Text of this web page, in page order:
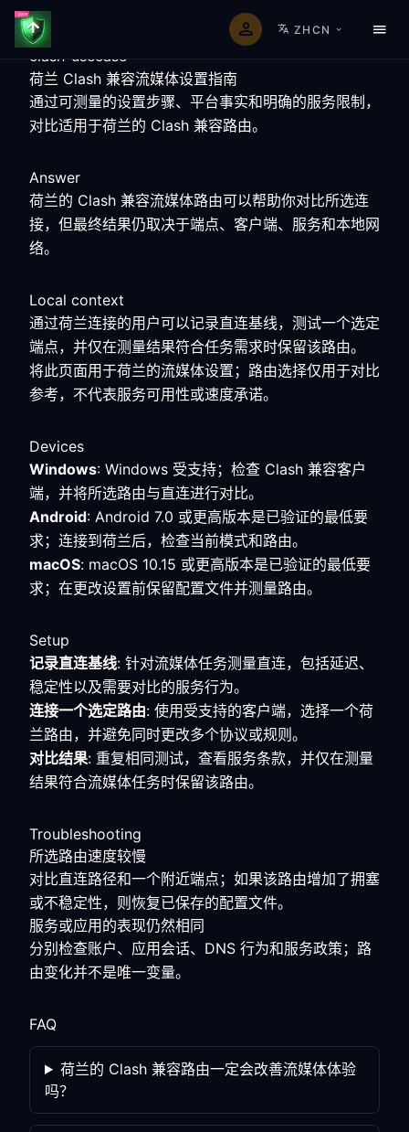
ZHCN
clash-usecase
荷兰 Clash 兼容流媒体设置指南
通过可测量的设置步骤、平台事实和明确的服务限制，
对比适用于荷兰的 Clash 兼容路由。
Answer
荷兰的 Clash 兼容流媒体路由可以帮助你对比所选连
接，但最终结果仍取决于端点、客户端、服务和本地网
络。
Local context
通过荷兰连接的用户可以记录直连基线，测试一个选定
端点，并仅在测量结果符合任务需求时保留该路由。
将此页面用于荷兰的流媒体设置；路由选择仅用于对比
参考，不代表服务可用性或速度承诺。
Devices
Windows: Windows 受支持；检查 Clash 兼容客户
端，并将所选路由与直连进行对比。
Android: Android 7.0 或更高版本是已验证的最低要
求；连接到荷兰后，检查当前模式和路由。
macOS: macOS 10.15 或更高版本是已验证的最低要
求；在更改设置前保留配置文件并测量路由。
Setup
记录直连基线: 针对流媒体任务测量直连，包括延迟、
稳定性以及需要对比的服务行为。
连接一个选定路由: 使用受支持的客户端，选择一个荷
兰路由，并避免同时更改多个协议或规则。
对比结果: 重复相同测试，查看服务条款，并仅在测量
结果符合流媒体任务时保留该路由。
Troubleshooting
所选路由速度较慢
对比直连路径和一个附近端点；如果该路由增加了拥塞
或不稳定性，则恢复已保存的配置文件。
服务或应用的表现仍然相同
分别检查账户、应用会话、DNS 行为和服务政策；路
由变化并不是唯一变量。
FAQ
荷兰的 Clash 兼容路由一定会改善流媒体体验
吗？